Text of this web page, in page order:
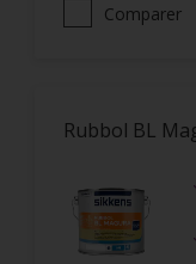
Comparer
Rubbol BL